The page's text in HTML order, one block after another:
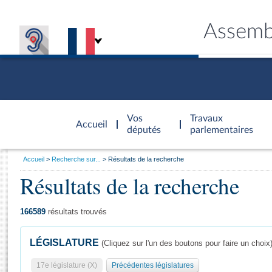
Accueil
d'accueil
Vos
députés
Travaux
parlementaires
Général
Vous
Accueil Recherche sur... Résultats de la recherche
Résultats de la recherche
166589 résultats trouvés
LÉGISLATURE (Cliquez sur l'un des boutons pour faire un choix)
17e législature (X) Précédentes législatures